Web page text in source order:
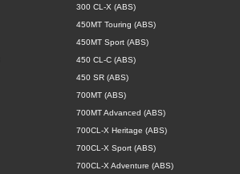
300 CL-X (ABS)
450MT Touring (ABS)
450MT Sport (ABS)
450 CL-C (ABS)
450 SR (ABS)
700MT (ABS)
700MT Advanced (ABS)
700CL-X Heritage (ABS)
700CL-X Sport (ABS)
700CL-X Adventure (ABS)